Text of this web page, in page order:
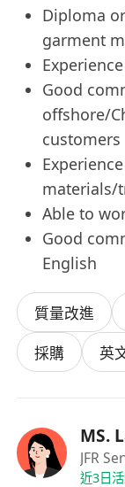
Diploma
garment
Good
offshore/
customers
materials/
Able to
Good
English
質量改進
採購
英
MS.
JFR
近3日